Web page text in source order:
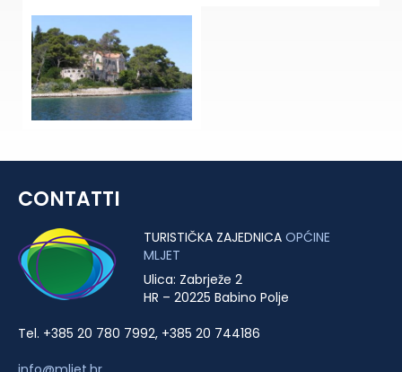
CONTATTI
TURISTIČKA ZAJEDNICA OPĆINE
MLJET
Ulica: Zabrježe 2
HR – 20225 Babino Polje
Tel. +385 20 780 7992, +385 20 744186